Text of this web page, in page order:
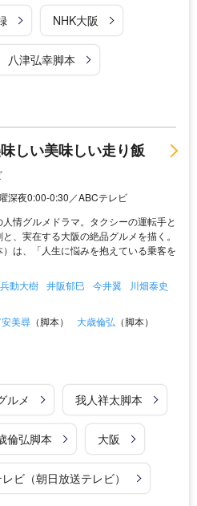
NHK大阪
八津弘幸脚本
しい美味しい走り飯
夜0:00-0:30／ABCテレビ
情グルメドラマ。タクシーの運転手と
、実在する大阪の絶品グルメを描く。
は、「人生に悩みを抱えている乗客を
兵動大樹 井阪郁巳 今井翼
川畑泰史
美尋 （脚本） 大歳倫弘 （脚本）
ルメ 我人祥太脚本
倫弘脚本 大阪
ビ（朝日放送テレビ）